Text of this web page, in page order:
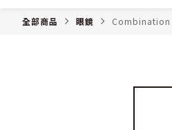
全部商品 眼鏡 Combination